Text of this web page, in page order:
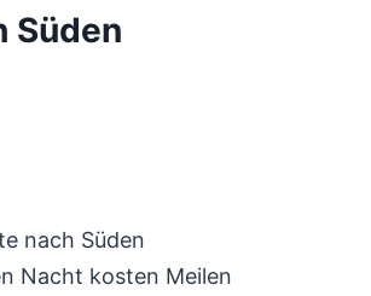
Süden
nach Süden
Nacht kosten Meilen